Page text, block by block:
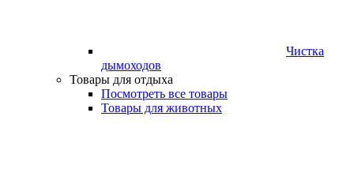
Чистка
дымоходов
Товары для отдыха
Посмотреть все товары
Товары для животных